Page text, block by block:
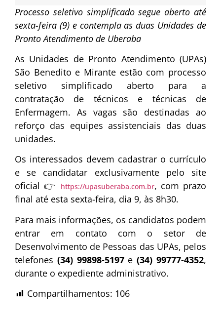
Processo seletivo simplificado segue aberto até
sexta-feira (9) e contempla as duas Unidades de
Pronto Atendimento de Uberaba
As Unidades de Pronto Atendimento (UPAs)
São Benedito e Mirante estão com processo
seletivo simplificado aberto para a
contratação de técnicos e técnicas de
Enfermagem. As vagas são destinadas ao
reforço das equipes assistenciais das duas
unidades.
Os interessados devem cadastrar o currículo
e se candidatar exclusivamente pelo site
oficial 👉
https://upasuberaba.com.br, com prazo
final até esta sexta-feira, dia 9, às 8h30.
Para mais informações, os candidatos podem
entrar em contato com o setor de
Desenvolvimento de Pessoas das UPAs, pelos
telefones (34) 99898-5197e(34) 99777-4352,
durante o expediente administrativo.
Compartilhamentos: 106